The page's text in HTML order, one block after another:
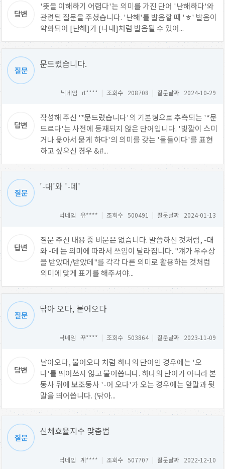
'뜻을 이해하기 어렵다'는 의미를 가진 단어 '난해하다'와
관련된 질문을 주셨습니다. '난해'를 발음할 때 'ㅎ' 발음이
약화되어 [난해]가 [나내]처럼 발음될 수 있어...
문드렀습니다.
닉네임 rt**** | 조회수 208708 | 질문날짜 2024-10-29
작성해 주신 '*문드렀습니다'의 기본형으로 추측되는 '*문
드르다'는 사전에 등재되지 않은 단어입니다. '빛깔이 스미
거나 옮아서 묻게 하다'의 의미를 갖는 '물들이다'를 표현
하고 싶으신 경우 &#...
'-대'와 '-데'
닉네임 유**** | 조회수 500491 | 질문날짜 2024-01-13
질문 주신 내용 중 비문은 없습니다. 말씀하신 것처럼, -대
와 -데 는 의미에 따라서 쓰임이 달라집니다. "걔가 우수상
을 받았대/받았데"를 각각 다른 의미로 활용하는 것처럼
의미에 맞게 표기를 해주셔야...
닦아 오다, 붙어오다
닉네임 꾸**** | 조회수 503864 | 질문날짜 2023-11-09
날아오다, 불어오다 처럼 하나의 단어인 경우에는 '오
다'를 띄어쓰지 않고 붙여씁니다. 하나의 단어가 아니라 본
동사 뒤에 보조동사 '-어 오다'가 오는 경우에는 앞말과 뒷
말을 띄어씁니다. (닦아...
신체효율지수 맞춤법
닉네임 계**** | 조회수 507707 | 질문날짜 2022-12-10